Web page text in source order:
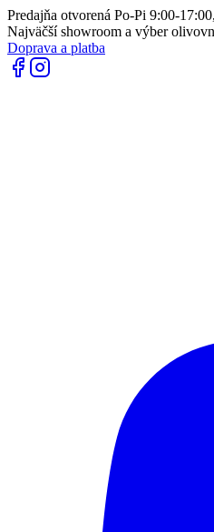
Predajňa otvorená Po-Pi 9:00-
Najväčší showroom a výber
Doprava a platba